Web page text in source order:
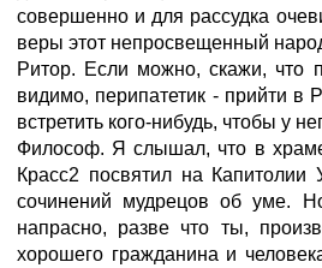
совершенно и для рассудка
веры этот непросвещенный
Ритор. Если можно, скажи, что
видимо, перипатетик - прийти
встретить кого-нибудь, чтобы у
Философ. Я слышал, что в
Красс2 посвятил на Капитолии
сочинений мудрецов об уме.
напрасно, разве что ты,
хорошего гражданина и